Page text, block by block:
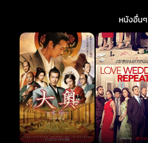
หนังอื่นๆ